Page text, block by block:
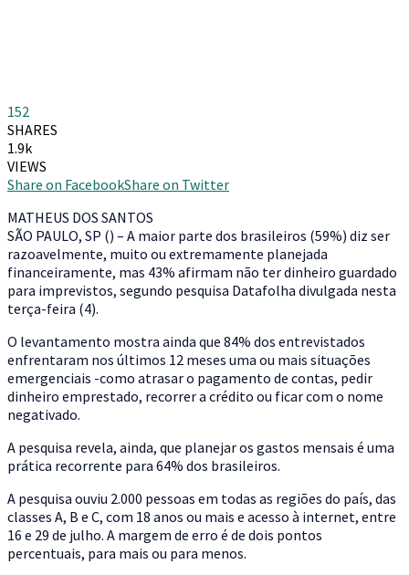
152
SHARES
1.9k
VIEWS
Share on FacebookShare on Twitter
MATHEUS DOS SANTOS
SÃO PAULO, SP () – A maior parte dos brasileiros (59%) diz ser
razoavelmente, muito ou extremamente planejada
financeiramente, mas 43% afirmam não ter dinheiro guardado
para imprevistos, segundo pesquisa Datafolha divulgada nesta
terça-feira (4).
O levantamento mostra ainda que 84% dos entrevistados
enfrentaram nos últimos 12 meses uma ou mais situações
emergenciais -como atrasar o pagamento de contas, pedir
dinheiro emprestado, recorrer a crédito ou ficar com o nome
negativado.
A pesquisa revela, ainda, que planejar os gastos mensais é uma
prática recorrente para 64% dos brasileiros.
A pesquisa ouviu 2.000 pessoas em todas as regiões do país, das
classes A, B e C, com 18 anos ou mais e acesso à internet, entre
16 e 29 de julho. A margem de erro é de dois pontos
percentuais, para mais ou para menos.